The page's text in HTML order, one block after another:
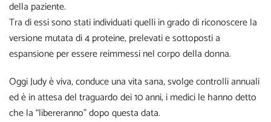
della paziente.
Tra di essi sono stati individuati quelli in grado di riconoscere la
versione mutata di 4 proteine, prelevati e sottoposti a
espansione per essere reimmessi nel corpo della donna.
Oggi Judy è viva, conduce una vita sana, svolge controlli annuali
ed è in attesa deltraguardo dei 10 anni, i medici le hanno detto
che la “libereranno” dopo questa data.